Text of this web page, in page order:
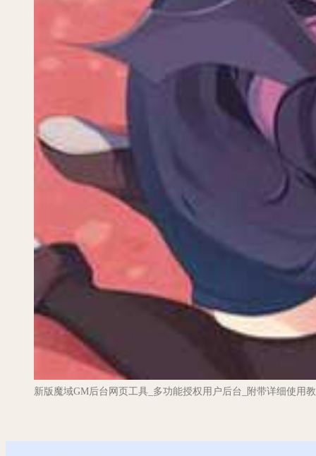
新版魔域GM后台网页工具_多功能授权用户后台_附带详细使用